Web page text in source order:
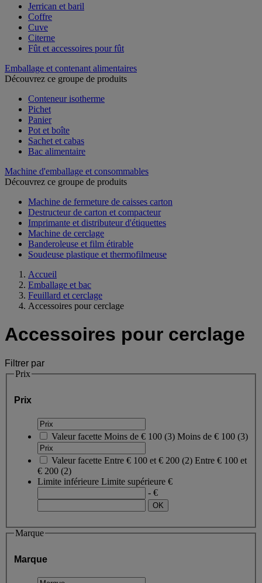
Jerrican et baril
Coffre
Cuve
Citerne
Fût et accessoires pour fût
Emballage et contenant alimentaires
Découvrez ce groupe de produits
Conteneur isotherme
Pichet
Panier
Pot et boîte
Sachet et cabas
Bac alimentaire
Machine d'emballage et consommables
Découvrez ce groupe de produits
Machine de fermeture de caisses carton
Destructeur de carton et compacteur
Imprimante et distributeur d'étiquettes
Machine de cerclage
Banderoleuse et film étirable
Soudeuse plastique et thermofilmeuse
Accueil
Emballage et bac
Feuillard et cerclage
Accessoires pour cerclage
Accessoires pour cerclage
Filtrer par
Prix
Prix
Valeur facette Moins de € 100 (3) Moins de € 100 (3)
Valeur facette Entre € 100 et € 200 (2) Entre € 100 et
€ 200 (2)
Limite inférieure Limite supérieure €
- €
Marque
Marque